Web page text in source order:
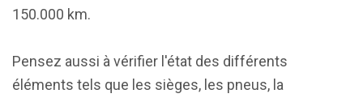
150.000 km.
Pensez aussi à vérifier l'état des différents
éléments tels que les sièges, les pneus, la